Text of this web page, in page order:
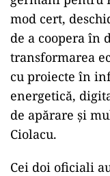
mod cert,
de a coopera în
transformarea
cu proiecte în
energetică,
de apărare şi
Ciolacu.
Cei doi oficiali